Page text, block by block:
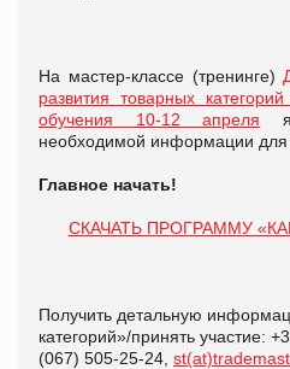
На мастер-классе (тренинге)
развития товарных
обучения 10-12 апреля я
необходимой информации для
Главное начать!
СКАЧАТЬ ПРОГРАММУ
Получить детальную
категорий»/принять участие:
(067) 505-25-24,